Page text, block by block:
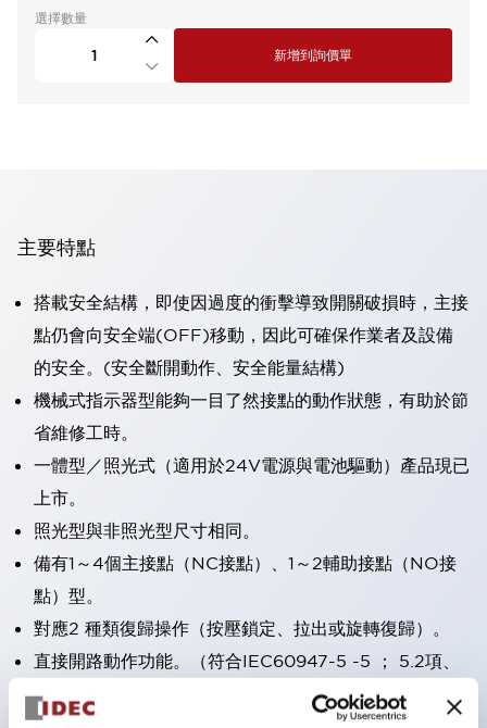
選擇數量
新增到詢價單
主要特點
搭載安全結構，即使因過度的衝擊導致開關破損時，主接
點仍會向安全端(OFF)移動，因此可確保作業者及設備
的安全。(安全斷開動作、安全能量結構)
機械式指示器型能夠一目了然接點的動作狀態，有助於節
省維修工時。
一體型／照光式（適用於24V電源與電池驅動）產品現已
上市。
照光型與非照光型尺寸相同。
備有1～4個主接點（NC接點）、1～2輔助接點（NO接
點）型。
對應2 種類復歸操作（按壓鎖定、拉出或旋轉復歸）。
直接開路動作功能。（符合IEC60947-5 -5 ； 5.2項、
IEC60947-5 -1附件K）